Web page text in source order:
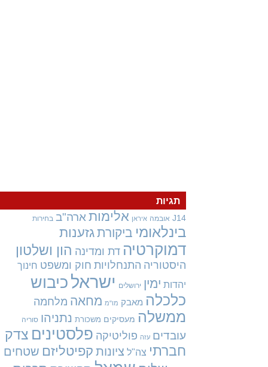
תגיות
J14 אובמה איראן אלימות ארה"ב בחירות
בינלאומיביקורתגזענות
דמוקרטיה דת ומדינההון ושלטון
היסטוריה התנחלויות חוק ומשפט חינוך
יהדות ימין ירושלים ישראלכיבוש
כלכלה מאבק מו"מ מחאהמלחמה
ממשלה מעסיקים משכורת נתניהו סוריה
עובדים עזה פוליטיקה פלסטיניםצדק
חברתי צה"ל ציונותקפיטליזםשטחים